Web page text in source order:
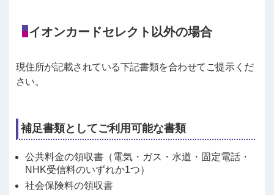
イオンカードセレクト以外の場合
現住所が記載されている下記書類を合わせてご提示くだ
さい。
補足書類としてご利用可能な書類
公共料金の領収書（電気・ガス・水道・固定電話・
NHK受信料のいずれか1つ）
社会保険料の領収書